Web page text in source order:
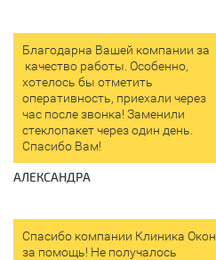
Благодарна Вашей компании за
качество работы. Особенно,
хотелось бы отметить
оперативность, приехали через
час после звонка! Заменили
стеклопакет через один день.
Спасибо Вам!
АЛЕКСАНДРА
Спасибо компании Клиника Окон
за помощь! Не получалось